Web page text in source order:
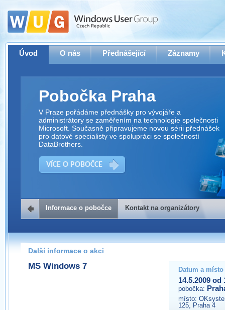
Úvod O nás Přednášející Záznamy
Pobočka Praha
V Praze pořádáme přednášky pro vývojáře a
administrátory se zaměřením na technologie společnosti
Microsoft. Současně připravujeme novou sérii přednášek
pro datové specialisty ve spolupráci se společností
DataBrothers.
VÍCE O POBOČCE
Kontakt na organizátory
Pokud máte jakýkoliv dotaz na organizátory této akce,
prosím neváhejte nás kontaktovat na e-mailu:
praha@wug.cz
Informace o pobočce Kontakt na organizátory
Další informace o akci
MS Windows 7 Datum a
14.5.2009 od
pobočka:
místo:
125, Praha 4